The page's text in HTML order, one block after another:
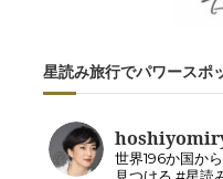
星読み旅行でパワースポ
世界196か国か